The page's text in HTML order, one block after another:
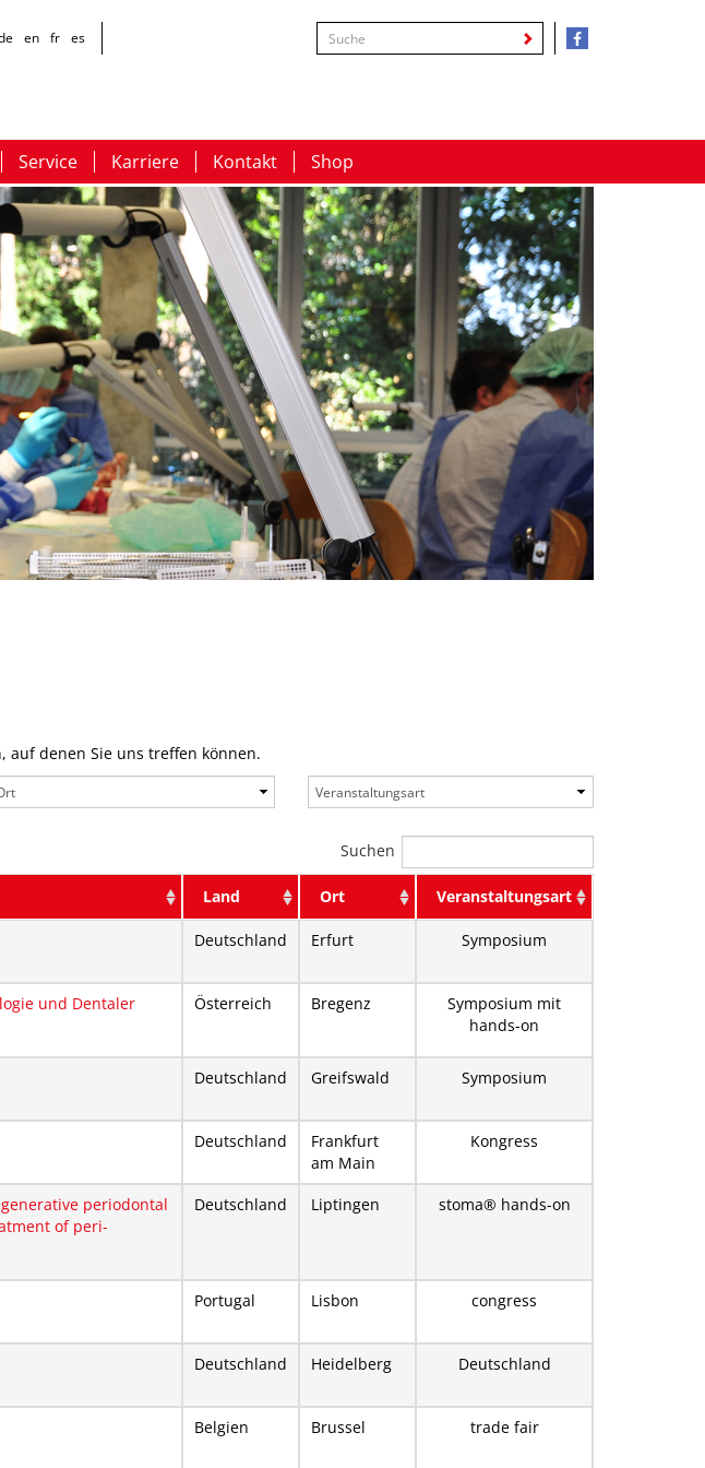
auf denen Sie uns treffen können.
Suchen
Land Ort Veranstaltungsart
Deutschland Erfurt Symposium
und Dentaler
Österreich Bregenz
Symposium mit
hands-on
Deutschland Greifswald Symposium
Deutschland
Frankfurt
am Main
Kongress
periodontal
of peri-
Deutschland Liptingen stoma® hands-on
Portugal Lisbon congress
Deutschland Heidelberg Deutschland
Belgien Brussel trade fair
en fr es
Service Karriere Kontakt Shop